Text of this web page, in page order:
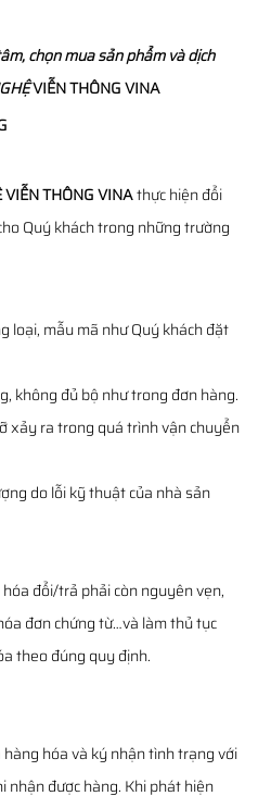
chọn mua sản phẩm và dịch
VIỄN THÔNGVINA
VIỄN THÔNG VINAthực hiện đổi
Quý khách trong những trường
loại, mẫu mã như Quý khách đặt
không đủ bộ như trong đơn hàng.
xảy ra trong quá trình vận chuyển
do lỗi kỹ thuật của nhà sản
đổi/trả phải còn nguyên vẹn,
đơn chứng từ…và làm thủ tục
theo đúng quy định.
hóa và ký nhận tình trạng với
nhận được hàng. Khi phát hiện